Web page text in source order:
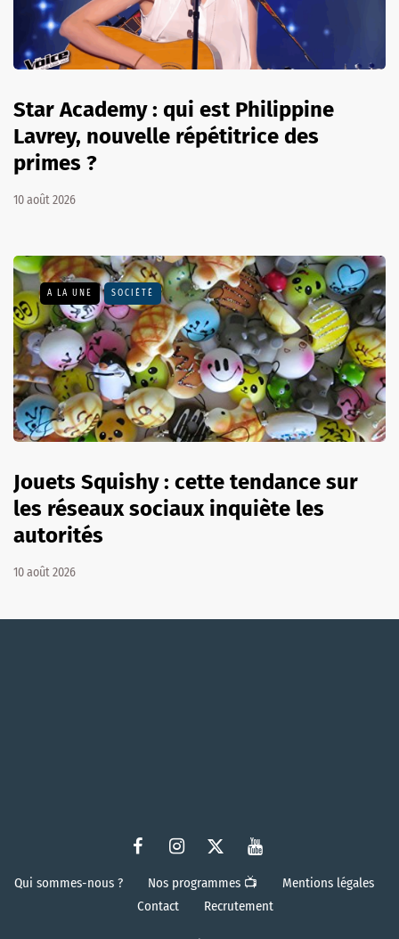
Star Academy : qui est Philippine
Lavrey, nouvelle répétitrice des
primes ?
10 août 2026
A LA UNE SOCIÉTÉ
Jouets Squishy : cette tendance sur
les réseaux sociaux inquiète les
autorités
10 août 2026
Qui sommes-nous ? Nos programmes 📺
Mentions légales
Contact
Recrutement